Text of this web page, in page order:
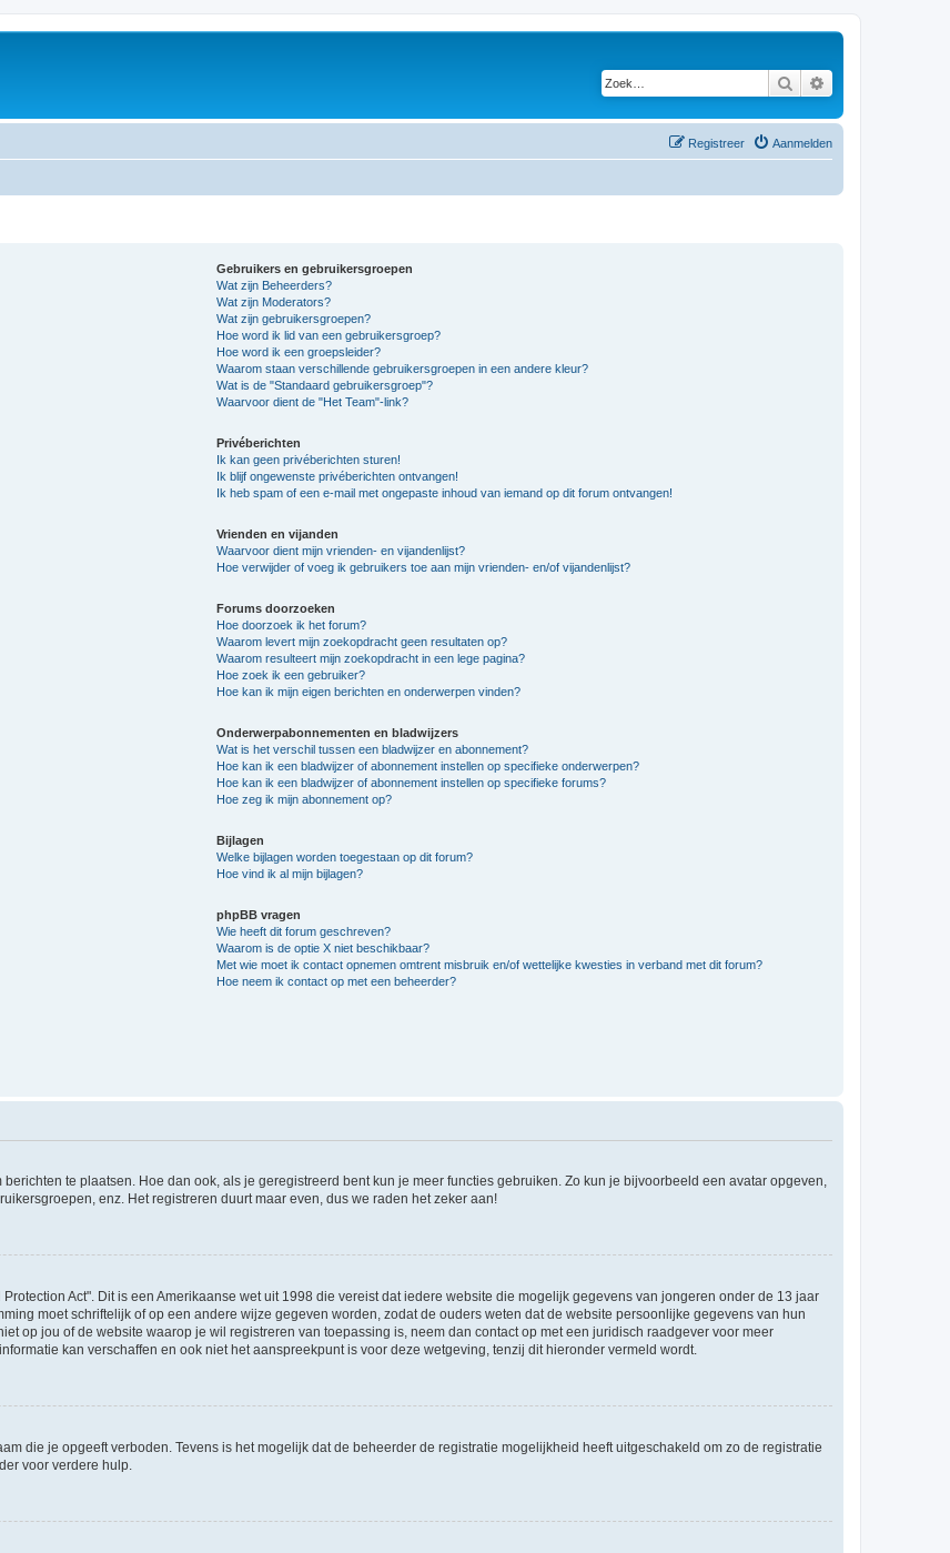
Zoek
Aanmelden
Registreer
Gebruikers en gebruikersgroepen
Wat zijn Beheerders?
Wat zijn Moderators?
Wat zijn gebruikersgroepen?
Hoe word ik lid van een gebruikersgroep?
Hoe word ik een groepsleider?
Waarom staan verschillende gebruikersgroepen in een andere kleur?
Wat is de "Standaard gebruikersgroep"?
Waarvoor dient de "Het Team"-link?
Privéberichten
Ik kan geen privéberichten sturen!
Ik blijf ongewenste privéberichten ontvangen!
Ik heb spam of een e-mail met ongepaste inhoud van iemand op dit forum ontvangen!
Vrienden en vijanden
Waarvoor dient mijn vrienden- en vijandenlijst?
Hoe verwijder of voeg ik gebruikers toe aan mijn vrienden- en/of vijandenlijst?
Forums doorzoeken
Hoe doorzoek ik het forum?
Waarom levert mijn zoekopdracht geen resultaten op?
Waarom resulteert mijn zoekopdracht in een lege pagina?
Hoe zoek ik een gebruiker?
Hoe kan ik mijn eigen berichten en onderwerpen vinden?
Onderwerpabonnementen en bladwijzers
Wat is het verschil tussen een bladwijzer en abonnement?
Hoe kan ik een bladwijzer of abonnement instellen op specifieke onderwerpen?
Hoe kan ik een bladwijzer of abonnement instellen op specifieke forums?
Hoe zeg ik mijn abonnement op?
Bijlagen
Welke bijlagen worden toegestaan op dit forum?
Hoe vind ik al mijn bijlagen?
phpBB vragen
Wie heeft dit forum geschreven?
Waarom is de optie X niet beschikbaar?
Met wie moet ik contact opnemen omtrent misbruik en/of wettelijke kwesties in verband met dit forum?
Hoe neem ik contact op met een beheerder?
te plaatsen. Hoe dan ook, als je geregistreerd bent kun je meer functies gebruiken. Zo kun je bijvoorbeeld een avatar opgeven,
enz. Het registreren duurt maar even, dus we raden het zeker aan!
Act". Dit is een Amerikaanse wet uit 1998 die vereist dat iedere website die mogelijk gegevens van jongeren onder de 13 jaar
moet schriftelijk of op een andere wijze gegeven worden, zodat de ouders weten dat de website persoonlijke gegevens van hun
op jou of de website waarop je wil registreren van toepassing is, neem dan contact op met een juridisch raadgever voor meer
kan verschaffen en ook niet het aanspreekpunt is voor deze wetgeving, tenzij dit hieronder vermeld wordt.
die je opgeeft verboden. Tevens is het mogelijk dat de beheerder de registratie mogelijkheid heeft uitgeschakeld om zo de registratie
voor verdere hulp.